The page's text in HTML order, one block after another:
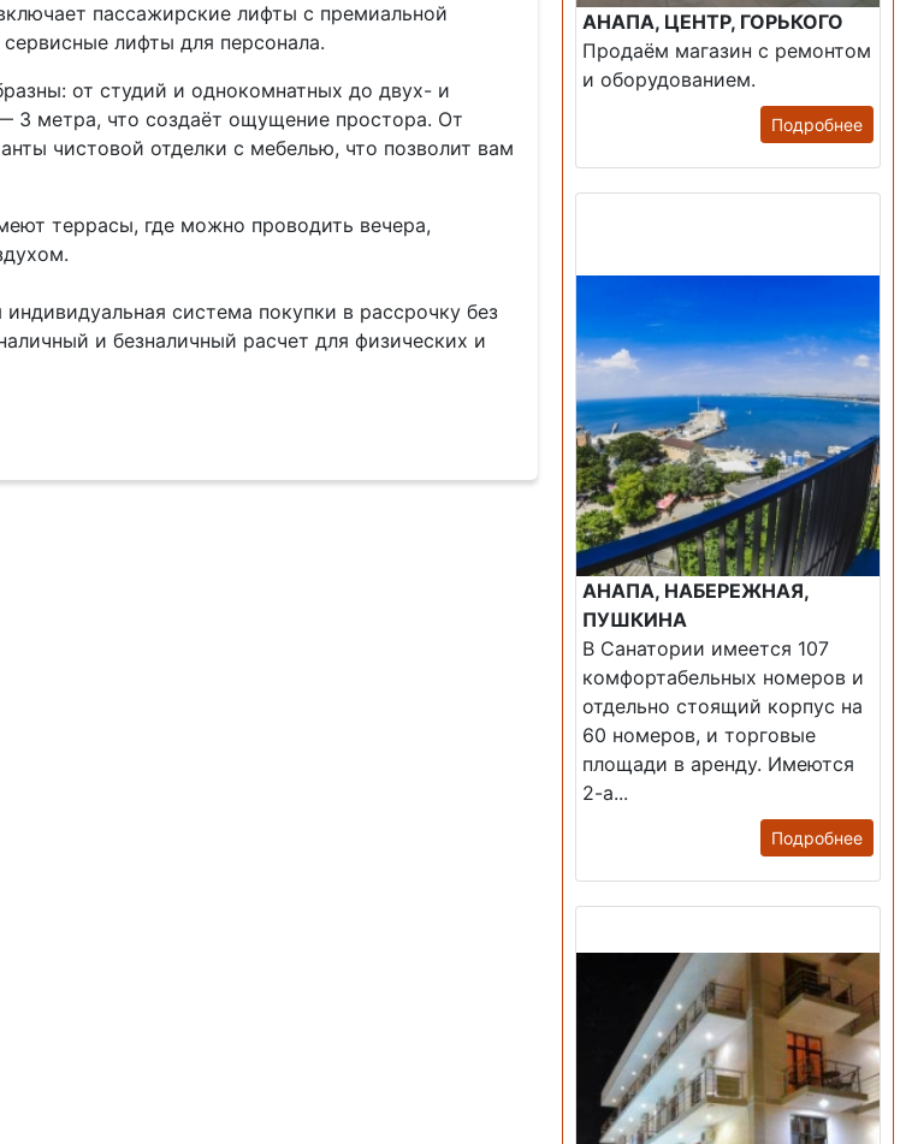
пассажирские лифты с премиальной
лифты для персонала.
от студий и однокомнатных до двух- и
3 метра, что создаёт ощущение простора. От
чистовой отделки с мебелью, что позволит вам
террасы, где можно проводить вечера,
система покупки в рассрочку без
и безналичный расчет для физических и
АНАПА, ЦЕНТР, ГОРЬКОГО
Продаём магазин с ремонтом
и оборудованием.
Подробнее
АНАПА, НАБЕРЕЖНАЯ,
ПУШКИНА
В Санатории имеется 107
комфортабельных номеров и
отдельно стоящий корпус на
60 номеров, и торговые
площади в аренду. Имеются
2-а...
Подробнее